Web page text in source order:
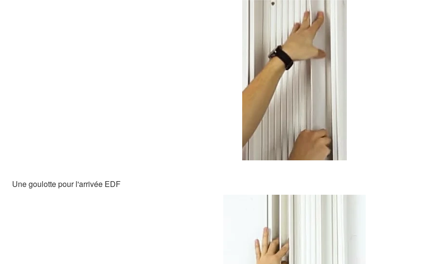
Une goulotte pour l'arrivée EDF